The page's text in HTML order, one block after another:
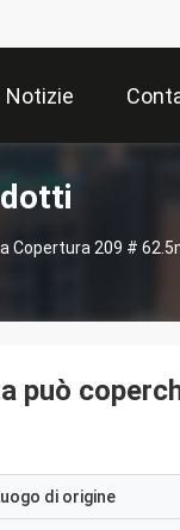
Notizie
Copertura 209 #
può
di origine